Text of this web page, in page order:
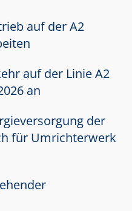
auf der A2
auf der Linie A2
an
der
für Umrichterwerk